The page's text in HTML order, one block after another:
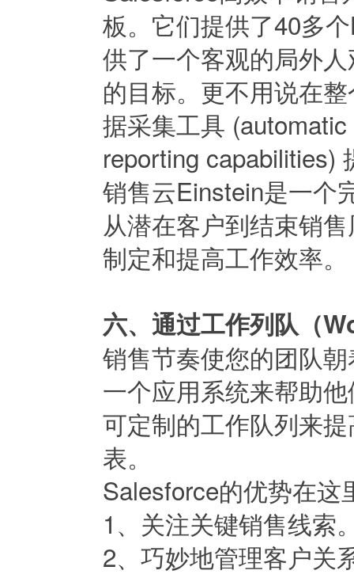
板。它们提供了40多
供了一个客观的局外
的目标。更不用说在
据采集工具
reporting capabilities)
销售云Einstein是一个
从潜在客户到结束销
制定和提高工作效率。
六、通过工作列队（
销售节奏使您的团队
一个应用系统来帮助
可定制的工作队列来
表。
Salesforce的优势在这
1、关注关键销售线索
2、巧妙地管理客户关